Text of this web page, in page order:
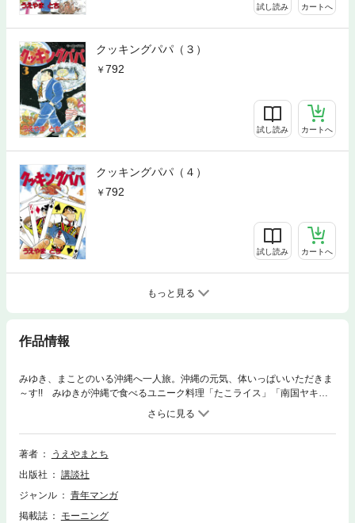
試し読み カートへ
クッキングパパ（３）
792
試し読み カートへ
クッキングパパ（４）
792
試し読み カートへ
もっと見る
作品情報
みゆき、まことのいる沖縄へ一人旅。沖縄の元気、体いっぱいいただきま
～す!! みゆきが沖縄で食べるユニーク料理「たこライス」「南国ヤキソ
バ」の他、面白くておいしい料理レシピと元気が出る笑顔が盛り沢山！
第103巻のメニュー……たこライス／南国ヤキソバ／ミックスカツ／がぜ
みそ／サンマのへしこ風／ハチノスチリビーンズ／バスケットヤキソバ／
マーマー丼／ナシ丼・ネギ丼・オイ丼／バーニャカウダ／よだれ鶏
著者
うえやまとち
出版社
講談社
ジャンル
青年マンガ
掲載誌
モーニング